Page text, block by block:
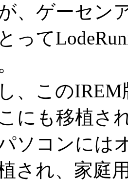
、ゲーセン
って
、このIREM
にも移植さ
ソコンには
され、家庭